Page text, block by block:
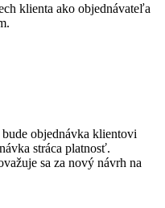
klienta ako objednávateľa
objednávka klientovi
stráca platnosť.
sa za nový návrh na